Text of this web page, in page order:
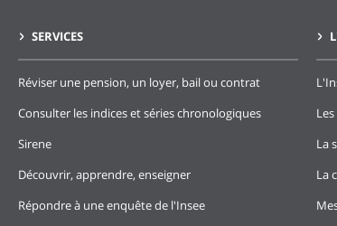
SERVICES
Réviser une pension, un loyer, bail ou contrat
Consulter les indices et séries chronologiques
Sirene
Découvrir, apprendre, enseigner
Répondre à une enquête de l'Insee
La
La